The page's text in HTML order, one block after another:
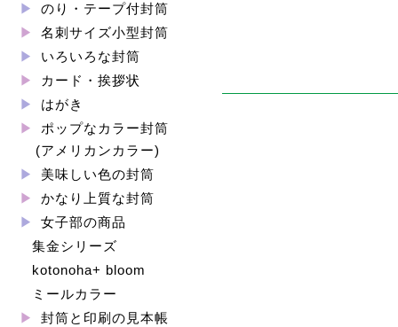
のり・テープ付封筒
名刺サイズ小型封筒
いろいろな封筒
カード・挨拶状
はがき
ポップなカラー封筒
(アメリカンカラー)
美味しい色の封筒
かなり上質な封筒
女子部の商品
集金シリーズ
kotonoha+ bloom
ミールカラー
封筒と印刷の見本帳